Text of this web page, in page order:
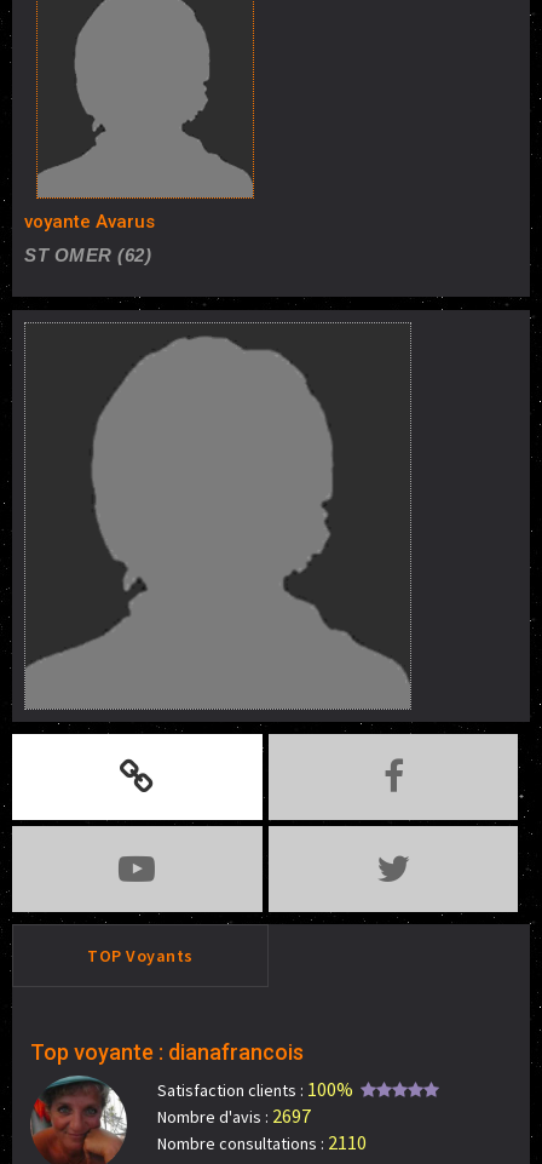
voyante Avarus
ST OMER (62)
TOP Voyants
Top voyante : dianafrancois
Satisfaction clients : 100%
Nombre d'avis : 2697
Nombre consultations : 2110